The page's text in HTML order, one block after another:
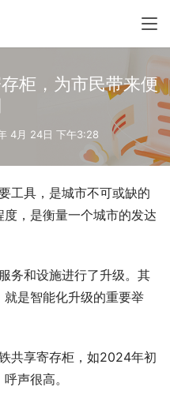
柜，为市民带来便
4月 24日 下午3:28
工具，是城市不可或缺的
，是衡量一个城市的发达
务和设施进行了升级。其
是智能化升级的重要举
共享寄存柜，如2024年初
声很高。